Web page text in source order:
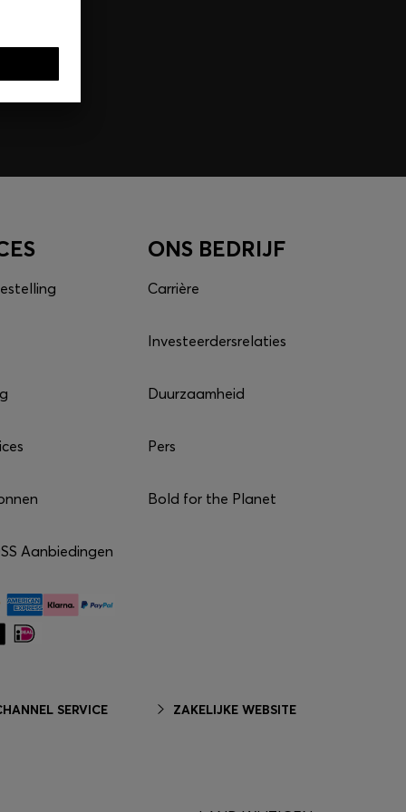
Aanbiedingen
SERVICE
ONS BEDRIJF
Carrière
Investeerdersrelaties
Duurzaamheid
Pers
Bold for the Planet
ZAKELIJKE WEBSITE